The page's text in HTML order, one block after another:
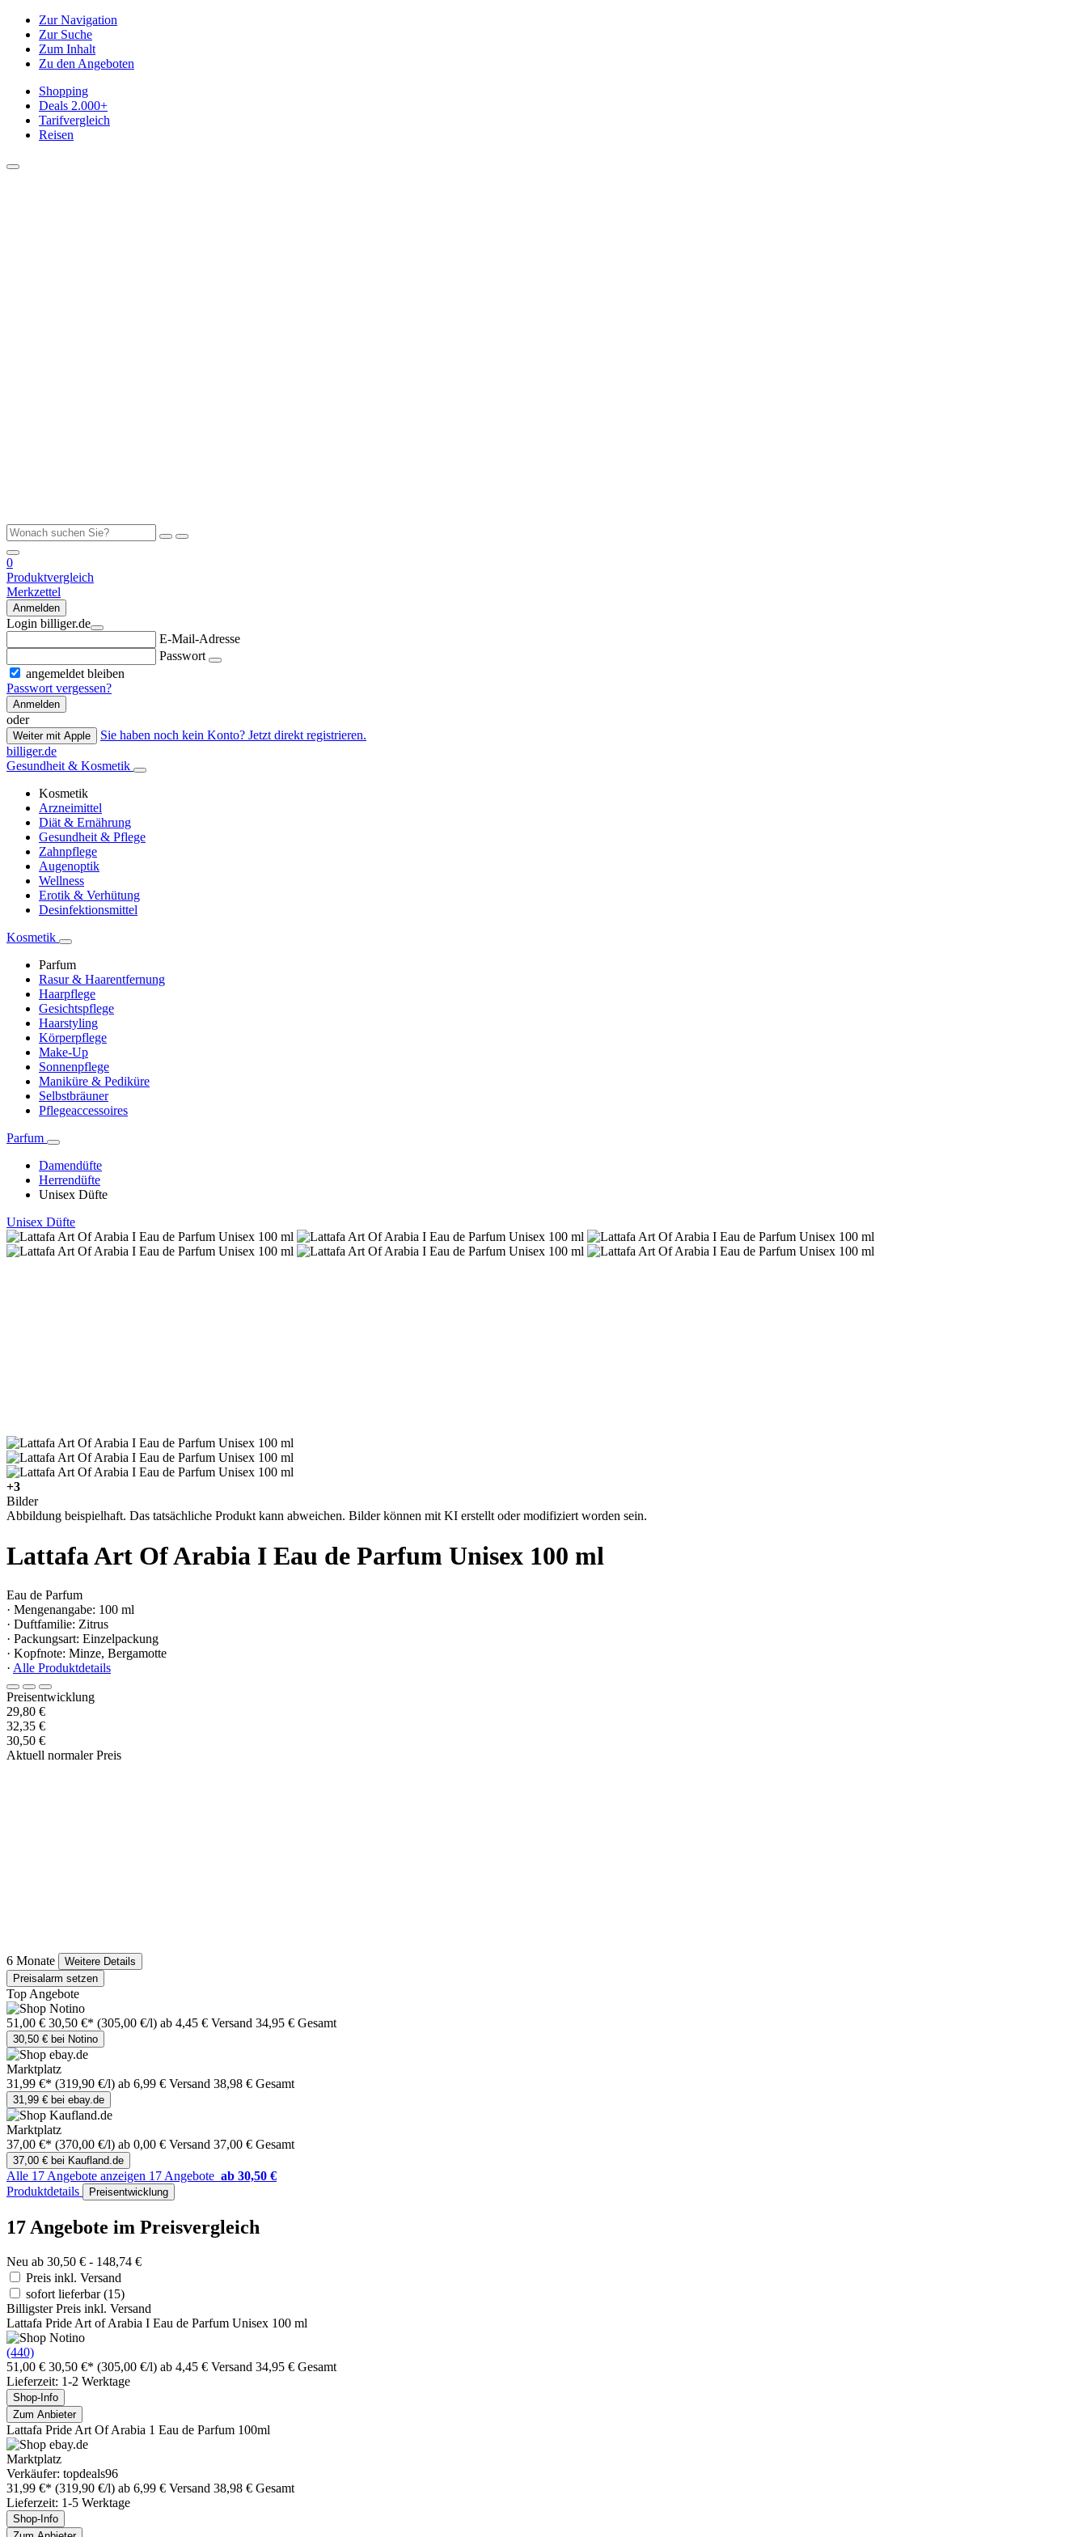
Zur Navigation
Zur Suche
Zum Inhalt
Zu den Angeboten
Shopping
Deals 2.000+
Tarifvergleich
Reisen
0
Produktvergleich
Merkzettel
Anmelden
Login billiger.de
E-Mail-Adresse
Passwort
angemeldet bleiben
Passwort vergessen?
Anmelden
oder
Weiter mit Apple
Sie haben noch kein Konto? Jetzt direkt registrieren.
billiger.de
Gesundheit & Kosmetik
Kosmetik
Arzneimittel
Diät & Ernährung
Gesundheit & Pflege
Zahnpflege
Augenoptik
Wellness
Erotik & Verhütung
Desinfektionsmittel
Kosmetik
Parfum
Rasur & Haarentfernung
Haarpflege
Gesichtspflege
Haarstyling
Körperpflege
Make-Up
Sonnenpflege
Maniküre & Pediküre
Selbstbräuner
Pflegeaccessoires
Parfum
Damendüfte
Herrendüfte
Unisex Düfte
Unisex Düfte
+3
Bilder
Abbildung beispielhaft. Das tatsächliche Produkt kann abweichen. Bilder können mit KI erstellt oder modifiziert worden sein.
Lattafa Art Of Arabia I Eau de Parfum Unisex 100 ml
Eau de Parfum
· Mengenangabe: 100 ml
· Duftfamilie: Zitrus
· Packungsart: Einzelpackung
· Kopfnote: Minze, Bergamotte
· Alle Produktdetails
Preisentwicklung
29,80 €
32,35 €
30,50 €
Aktuell normaler Preis
6 Monate
Weitere Details
Preisalarm setzen
Top Angebote
51,00 € 30,50 €* (305,00 €/l) ab 4,45 € Versand 34,95 € Gesamt
30,50 € bei Notino
Marktplatz
31,99 €* (319,90 €/l) ab 6,99 € Versand 38,98 € Gesamt
31,99 € bei ebay.de
Marktplatz
37,00 €* (370,00 €/l) ab 0,00 € Versand 37,00 € Gesamt
37,00 € bei Kaufland.de
Alle 17 Angebote anzeigen 17 Angebote ab 30,50 €
Produktdetails
Preisentwicklung
17 Angebote im Preisvergleich
Neu ab 30,50 € - 148,74 €
Preis inkl. Versand
sofort lieferbar(15)
Billigster Preis inkl. Versand
Lattafa Pride Art of Arabia I Eau de Parfum Unisex 100 ml
(440)
51,00 € 30,50 €* (305,00 €/l) ab 4,45 € Versand 34,95 € Gesamt
Lieferzeit: 1-2 Werktage
Shop-Info
Zum Anbieter
Lattafa Pride Art Of Arabia 1 Eau de Parfum 100ml
Marktplatz
Verkäufer: topdeals96
31,99 €* (319,90 €/l) ab 6,99 € Versand 38,98 € Gesamt
Lieferzeit: 1-5 Werktage
Shop-Info